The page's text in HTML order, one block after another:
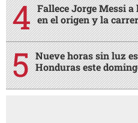
Fallece Jorge Messi
en el origen y la
Nueve horas sin luz
Honduras este